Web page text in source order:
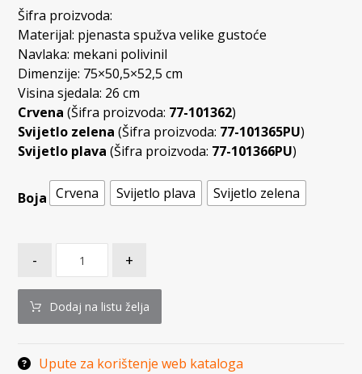
Šifra proizvoda:
Materijal: pjenasta spužva velike gustoće
Navlaka: mekani polivinil
Dimenzije: 75×50,5×52,5 cm
Visina sjedala: 26 cm
Crvena (Šifra proizvoda: 77-101362)
Svijetlo zelena (Šifra proizvoda: 77-101365PU)
Svijetlo plava (Šifra proizvoda: 77-101366PU)
Boja Crvena Svijetlo plava Svijetlo zelena
- +
Dodaj na listu želja
Upute za korištenje web kataloga